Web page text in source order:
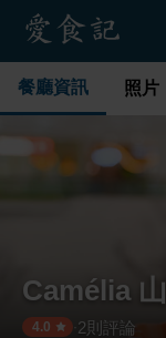
餐廳資訊 照片
Camélia
4.0 2 則評論